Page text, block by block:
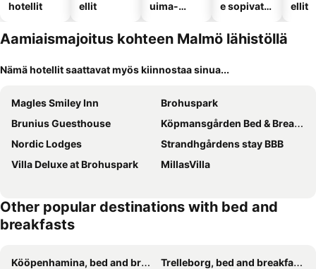
hotellit
ellit
uima-
e sopivat
ellit
Aamiaismajoitus kohteen Malmö lähistöllä
Nämä hotellit saattavat myös kiinnostaa sinua...
Magles Smiley Inn
Brohuspark
Brunius Guesthouse
Köpmansgården Bed & Breakfast
Nordic Lodges
Strandhgårdens stay BBB
Villa Deluxe at Brohuspark
MillasVilla
Other popular destinations with bed and
breakfasts
Kööpenhamina, bed and breakfasts
Trelleborg, bed and breakfasts